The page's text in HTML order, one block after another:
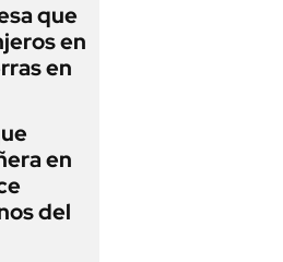
que
en
en
en
del